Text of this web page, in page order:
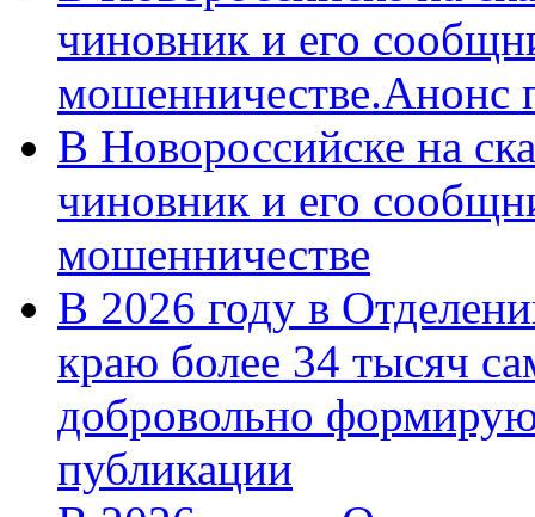
чиновник и его
мошенничестве.Анонс
В Новороссийске на
чиновник и его
мошенничестве
В 2026 году в
краю более 34 тысяч
добровольно
публикации